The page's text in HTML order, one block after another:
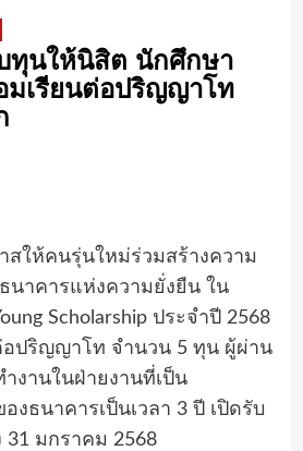
ทุนให้นิสิต นักศึกษา
มเรียนต่อปริญญาโท
สให้คนรุ่นใหม่ร่วมสร้างความ
นาคารแห่งความยั่งยืน ใน
Scholarship ประจำปี 2568
ปริญญาโท จำนวน 5 ทุน ผู้ผ่าน
งานในฝ่ายงานที่เป็น
ธนาคารเป็นเวลา 3 ปี เปิดรับ
มกราคม 2568